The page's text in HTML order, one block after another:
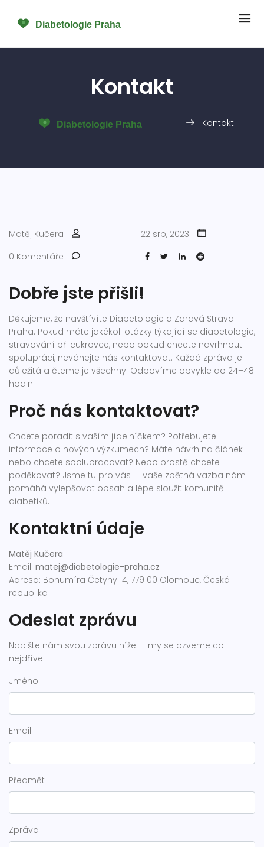
Kontakt
Kontakt
Matěj Kučera
22 srp, 2023
0 Komentáře
Dobře jste přišli!
Děkujeme, že navštívíte Diabetologie a Zdravá Strava
Praha. Pokud máte jakékoli otázky týkající se diabetologie,
stravování při cukrovce, nebo pokud chcete navrhnout
spolupráci, neváhejte nás kontaktovat. Každá zpráva je
důležitá a čteme je všechny. Odpovíme obvykle do 24–48
hodin.
Proč nás kontaktovat?
Chcete poradit s vaším jídelníčkem? Potřebujete
informace o nových výzkumech? Máte návrh na článek
nebo chcete spolupracovat? Nebo prostě chcete
poděkovat? Jsme tu pro vás — vaše zpětná vazba nám
pomáhá vylepšovat obsah a lépe sloužit komunitě
diabetiků.
Kontaktní údaje
Matěj Kučera
Email: matej@diabetologie-praha.cz
Adresa: Bohumíra Četyny 14, 779 00 Olomouc, Česká
republika
Odeslat zprávu
Napište nám svou zprávu níže — my se ozveme co
nejdříve.
Jméno
Email
Předmět
Zpráva